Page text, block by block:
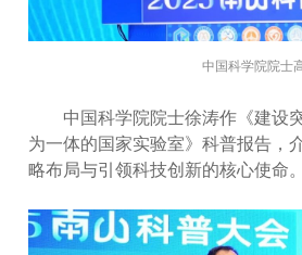
中国科学院院士
中国科学院院士徐涛作《建设
为一体的国家实验室》科普报告，
略布局与引领科技创新的核心使命。